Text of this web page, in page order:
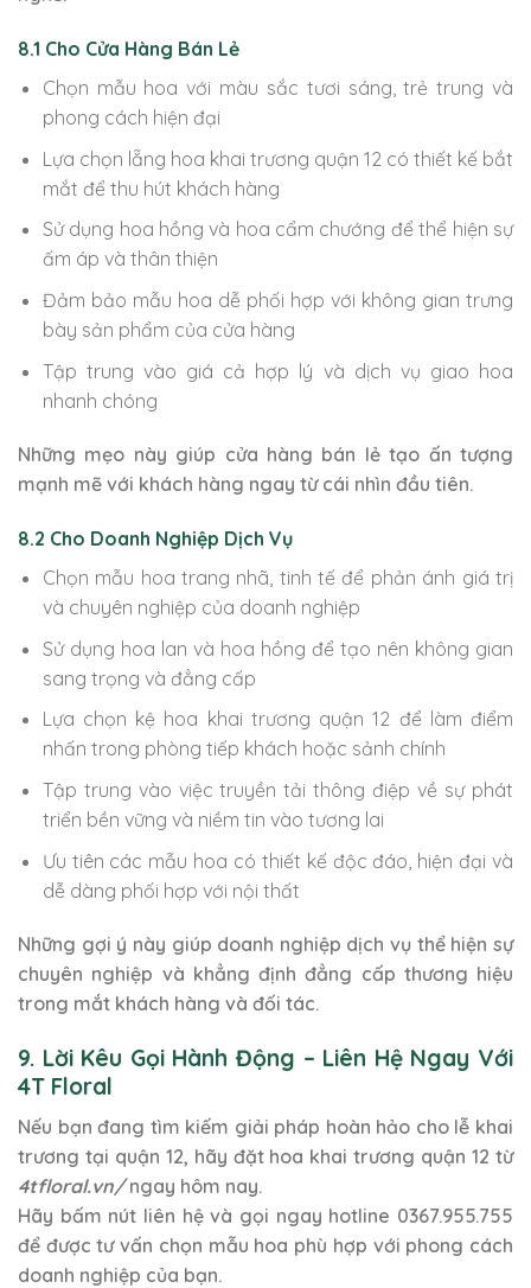
8.1 Cho Cửa Hàng Bán Lẻ
Chọn mẫu hoa với màu sắc tươi sáng, trẻ trung và
phong cách hiện đại
Lựa chọn lẵng hoa khai trương quận 12 có thiết kế bắt
mắt để thu hút khách hàng
Sử dụng hoa hồng và hoa cẩm chướng để thể hiện sự
ấm áp và thân thiện
Đảm bảo mẫu hoa dễ phối hợp với không gian trưng
bày sản phẩm của cửa hàng
Tập trung vào giá cả hợp lý và dịch vụ giao hoa
nhanh chóng
Những mẹo này giúp cửa hàng bán lẻ tạo ấn tượng
mạnh mẽ với khách hàng ngay từ cái nhìn đầu tiên.
8.2 Cho Doanh Nghiệp Dịch Vụ
Chọn mẫu hoa trang nhã, tinh tế để phản ánh giá trị
và chuyên nghiệp của doanh nghiệp
Sử dụng hoa lan và hoa hồng để tạo nên không gian
sang trọng và đẳng cấp
Lựa chọn kệ hoa khai trương quận 12 để làm điểm
nhấn trong phòng tiếp khách hoặc sảnh chính
Tập trung vào việc truyền tải thông điệp về sự phát
triển bền vững và niềm tin vào tương lai
Ưu tiên các mẫu hoa có thiết kế độc đáo, hiện đại và
dễ dàng phối hợp với nội thất
Những gợi ý này giúp doanh nghiệp dịch vụ thể hiện sự
chuyên nghiệp và khẳng định đẳng cấp thương hiệu
trong mắt khách hàng và đối tác.
9. Lời Kêu Gọi Hành Động – Liên Hệ Ngay Với
4T Floral
Nếu bạn đang tìm kiếm giải pháp hoàn hảo cho lễ khai
trương tại quận 12, hãy đặt hoa khai trương quận 12 từ
4tfloral.vn/ngay hôm nay.
Hãy bấm nút liên hệ và gọi ngay hotline 0367.955.755
để được tư vấn chọn mẫu hoa phù hợp với phong cách
doanh nghiệp của bạn.